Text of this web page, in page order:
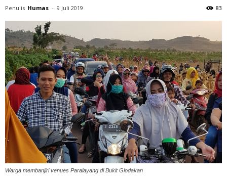
Penulis Humas - 9 Juli 2019 83
Warga membanjiri venues Paralayang di Bukit Glodakan